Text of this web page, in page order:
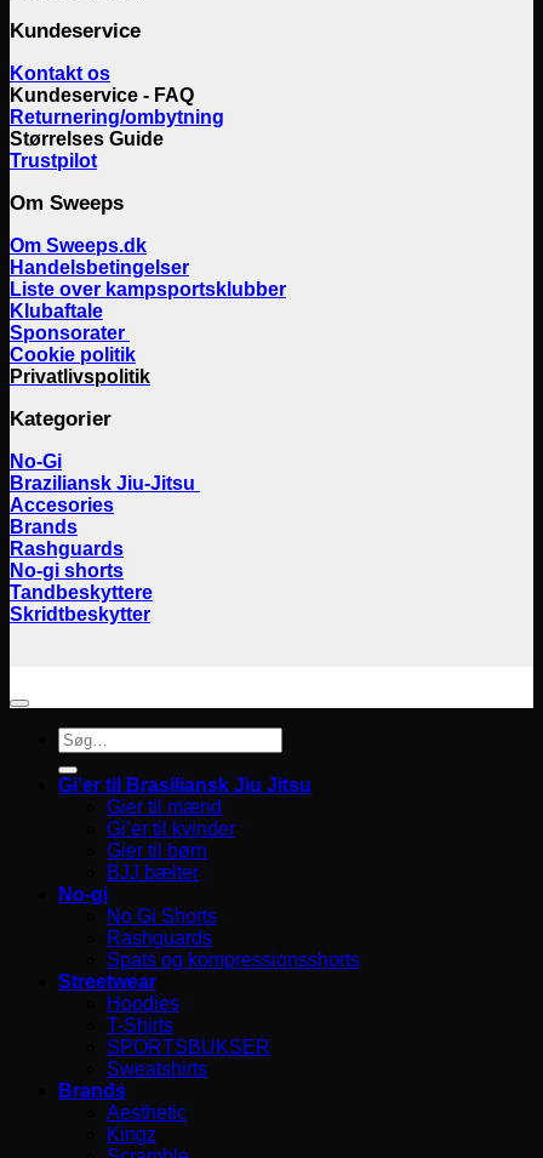
Kundeservice
Kontakt os
Kundeservice - FAQ
Returnering/ombytning
Størrelses Guide
Trustpilot
Om Sweeps
Om Sweeps.dk
Handelsbetingelser
Liste over kampsportsklubber
Klubaftale
Sponsorater
Cookie politik
Privatlivspolitik
Kategorier
No-Gi
Braziliansk Jiu-Jitsu
Accesories
Brands
Rashguards
No-gi shorts
Tandbeskyttere
Skridtbeskytter
Søg
efter:
Gi’er til Brasiliansk Jiu Jitsu
Gier til mænd
Gi’er til kvinder
Gier til børn
BJJ bælter
No-gi
No Gi Shorts
Rashguards
Spats og kompressionsshorts
Streetwear
Hoodies
T-Shirts
SPORTSBUKSER
Sweatshirts
Brands
Aesthetic
Kingz